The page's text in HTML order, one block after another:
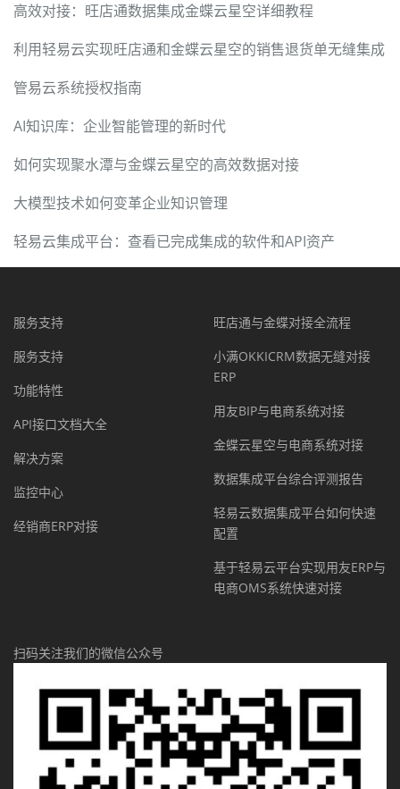
高效对接：旺店通数据集成金蝶云星空详细教程
利用轻易云实现旺店通和金蝶云星空的销售退货单无缝集成
管易云系统授权指南
AI知识库：企业智能管理的新时代
如何实现聚水潭与金蝶云星空的高效数据对接
大模型技术如何变革企业知识管理
轻易云集成平台：查看已完成集成的软件和API资产
服务支持
服务支持
功能特性
API接口文档大全
解决方案
监控中心
经销商ERP对接
旺店通与金蝶对接全流程
小满OKKICRM数据无缝对接
ERP
用友BIP与电商系统对接
金蝶云星空与电商系统对接
数据集成平台综合评测报告
轻易云数据集成平台如何快速
配置
基于轻易云平台实现用友ERP与
电商OMS系统快速对接
扫码关注我们的微信公众号